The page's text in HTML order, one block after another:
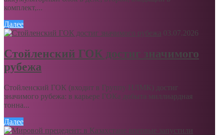
комплект,...
Далее
03.07.2026
Стойленский ГОК достиг значимого
рубежа
Стойленский ГОК (входит в Группу НЛМК) достиг
значимого рубежа: в карьере ГОКа добыта миллиардная
тонна...
Далее